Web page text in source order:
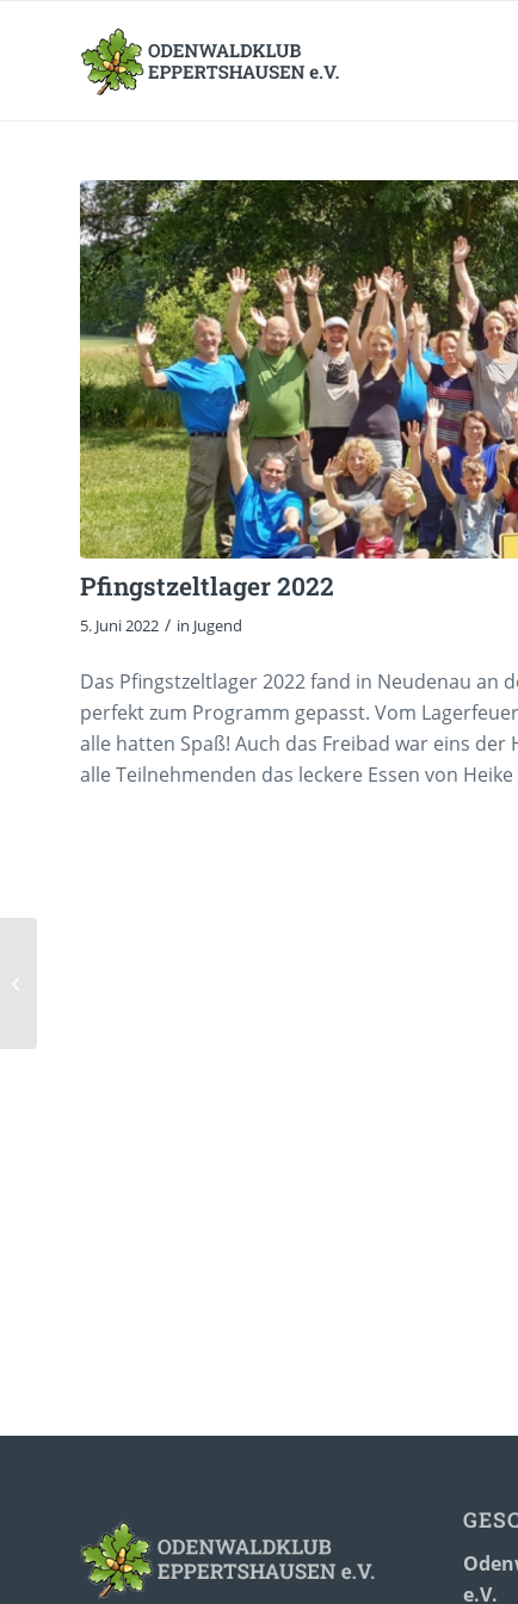
Pfingstzeltlager 2022
5. Juni 2022 / in Jugend
Das Pfingstzeltlager 2022 fand in Neudenau an
perfekt zum Programm gepasst. Vom
alle hatten Spaß! Auch das Freibad war eins
alle Teilnehmenden das leckere Essen von
e.V.